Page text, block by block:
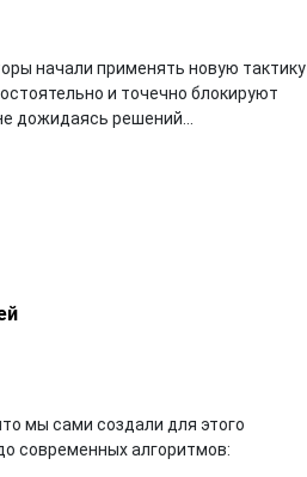
начали применять новую тактику
и точечно блокируют
дожидаясь решений...
мы сами создали для этого
современных алгоритмов: